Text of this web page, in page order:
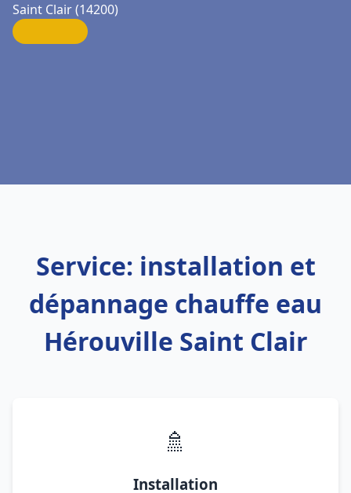
Saint Clair (14200)
Service: installation et
dépannage chauffe eau
Hérouville Saint Clair
🚿
Installation